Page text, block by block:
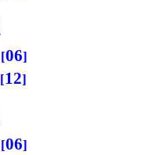
06
12
06